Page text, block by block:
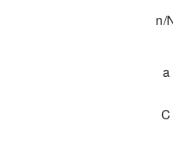
n/
a
C